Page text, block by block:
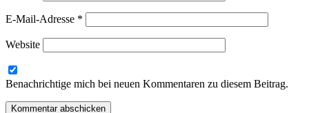
E-Mail-Adresse *
Website
Benachrichtige mich bei neuen Kommentaren zu diesem Beitrag.